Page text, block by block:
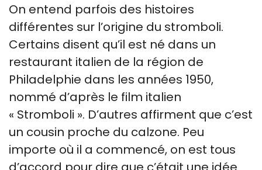
On entend parfois des histoires
différentes sur l’origine du stromboli.
Certains disent qu’il est né dans un
restaurant italien de la région de
Philadelphie dans les années 1950,
nommé d’après le film italien
« Stromboli ». D’autres affirment que c’est
un cousin proche du calzone. Peu
importe où il a commencé, on est tous